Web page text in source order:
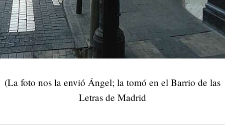
(La foto nos la envió Ángel; la tomó en el Barrio de las
Letras de Madrid